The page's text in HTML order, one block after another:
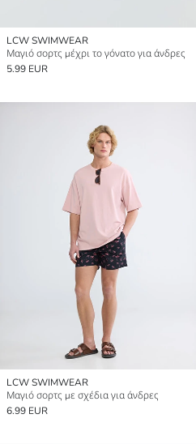
LCW SWIMWEAR
Μαγιό σορτς μέχρι το γόνατο για άνδρες
5.99 EUR
LCW SWIMWEAR
Μαγιό σορτς με σχέδια για άνδρες
6.99 EUR